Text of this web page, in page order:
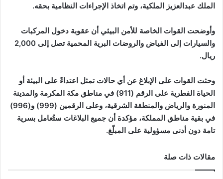
الملك عبدالعزيز الملكية، وتم اتخاذ الإجراءات النظامية بحقه.
وأوضحت القوات الخاصة للأمن البيئي أن عقوبة دخول المركبات
والسيارات إلى الفياض والروضات البرية المحمية تصل إلى 2,000
ريال.
وحثت القوات على الإبلاغ عن أي حالات تمثل اعتداءً على البيئة أو
الحياة الفطرية على الرقم (911) في مناطق مكة المكرمة والمدينة
المنورة والرياض والمنطقة الشرقية، وعلى الرقمين (999) و(996)
في بقية مناطق المملكة، مؤكدة أن جميع البلاغات ستُعامل بسرية
تامة دون أدنى مسؤولية على المبلّغ.
مقالات ذات صلة